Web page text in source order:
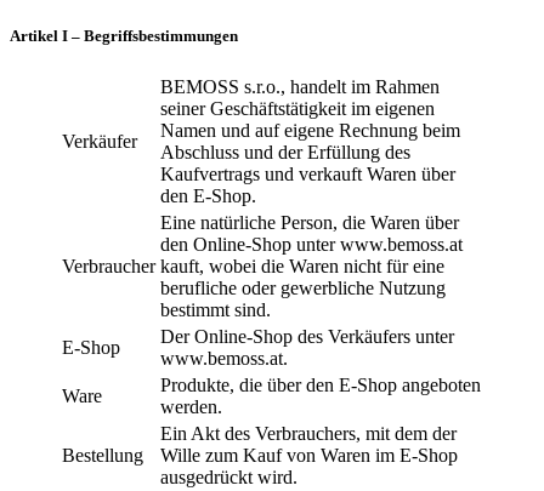
Artikel I – Begriffsbestimmungen
Verkäufer
BEMOSS s.r.o., handelt im Rahmen
seiner Geschäftstätigkeit im eigenen
Namen und auf eigene Rechnung beim
Abschluss und der Erfüllung des
Kaufvertrags und verkauft Waren über
den E-Shop.
Verbraucher
Eine natürliche Person, die Waren über
den Online-Shop unter www.bemoss.at
kauft, wobei die Waren nicht für eine
berufliche oder gewerbliche Nutzung
bestimmt sind.
E-Shop
Der Online-Shop des Verkäufers unter
www.bemoss.at.
Ware
Produkte, die über den E-Shop angeboten
werden.
Bestellung
Ein Akt des Verbrauchers, mit dem der
Wille zum Kauf von Waren im E-Shop
ausgedrückt wird.